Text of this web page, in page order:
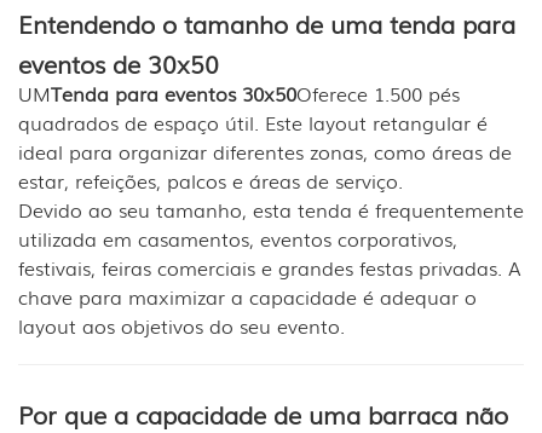
Entendendo o tamanho de uma tenda para
eventos de 30x50
UMTenda para eventos 30x50Oferece 1.500 pés
quadrados de espaço útil. Este layout retangular é
ideal para organizar diferentes zonas, como áreas de
estar, refeições, palcos e áreas de serviço.
Devido ao seu tamanho, esta tenda é frequentemente
utilizada em casamentos, eventos corporativos,
festivais, feiras comerciais e grandes festas privadas. A
chave para maximizar a capacidade é adequar o
layout aos objetivos do seu evento.
Por que a capacidade de uma barraca não